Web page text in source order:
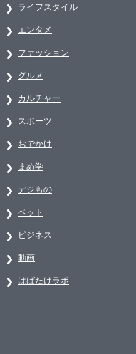
ライフスタイル
エンタメ
ファッション
グルメ
カルチャー
スポーツ
おでかけ
まめ学
デジもの
ペット
ビジネス
動画
はばたけラボ